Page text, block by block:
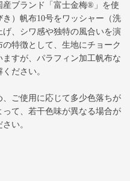
産ブランド「富士金梅®」を使
）帆布10号をワッシャー（洗
、シワ感や独特の風合いを演
特徴として、生地にチョーク
すが、パラフィン加工帆布な
ださい。
、ご使用に応じて多少色落ちが
て、若干色味が異なる場合が
い。